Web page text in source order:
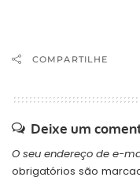
COMPARTILHE
Deixe um
O seu endereço de e-
obrigatórios são